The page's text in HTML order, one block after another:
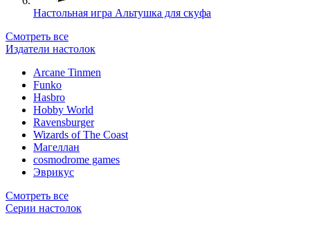
Настольная игра Альтушка для скуфа
Смотреть все
Издатели настолок
Arcane Tinmen
Funko
Hasbro
Hobby World
Ravensburger
Wizards of The Coast
Магеллан
сosmodrome games
Эврикус
Смотреть все
Серии настолок